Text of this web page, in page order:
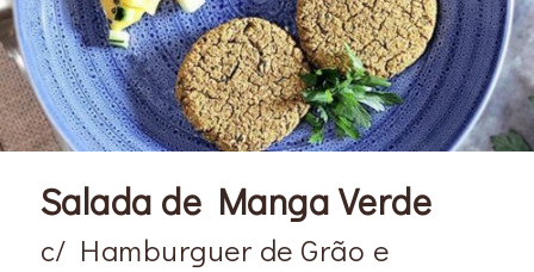
Salada de Manga Verde
c/ Hamburguer de Grão e